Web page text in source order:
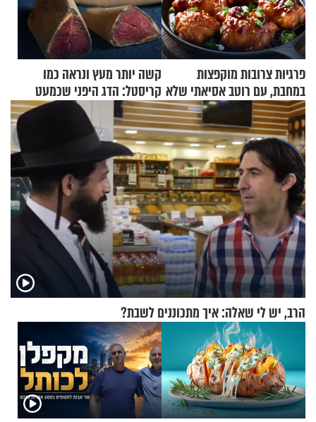
פרגיות צרובות מוקפצות
במחבת, עם רוטב אסיאתי שלא
יישכח במהרה
קשה יותר מעץ ונראה כמו
קריסטל: הדג היפני שכמעט
בלתי אפשרי לחתוך
הרב, יש לי שאלה: איך מתכוננים לשבת?